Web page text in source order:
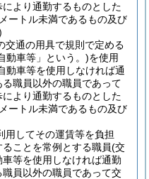
より通勤するものとした
ートル未満であるもの及び
交通の用具で規則で定める
動車等」という。)を使用
動車等を使用しなければ通
職員以外の職員であって
より通勤するものとした
ートル未満であるもの及び
用してその運賃等を負担
ことを常例とする職員(交
等を使用しなければ通勤
員以外の職員であって交